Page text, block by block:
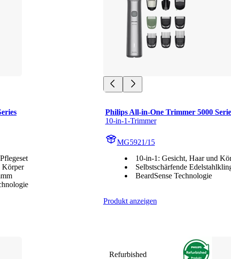
Körper
Philips All-in-One Trimmer 5000
10-in-1-Trimmer
MG5921/15
10-in-1: Gesicht, Haar und
Selbstschärfende
BeardSense Technologie
Produkt anzeigen
Refurbished